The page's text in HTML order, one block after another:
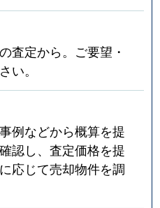
査定から。ご要望・
い。
例などから概算を提
認し、査定価格を提
応じて売却物件を調